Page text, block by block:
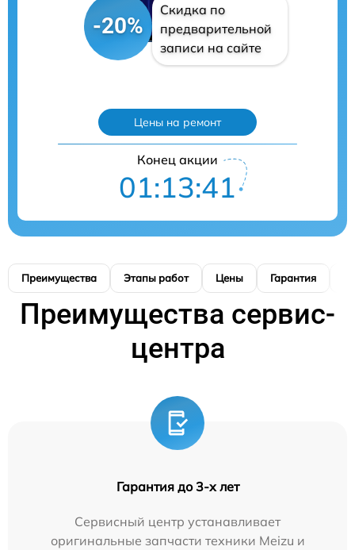
-20%
Скидка по
предварительной
записи на сайте
Цены на ремонт
Конец акции
01:13:40
Преимущества Этапы работ Цены Гарантия
Преимущества сервис-
центра
Гарантия до 3-х лет
Сервисный центр устанавливает
оригинальные запчасти техники Meizu и